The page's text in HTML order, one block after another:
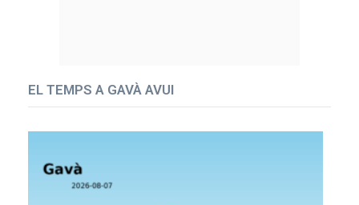
EL TEMPS A GAVÀ AVUI